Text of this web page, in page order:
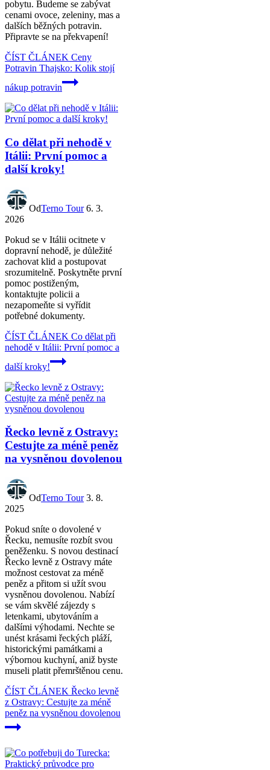
pobytu. Budeme se zabývat
cenami ovoce, zeleniny, mas a
dalších běžných potravin.
Připravte se na překvapení!
ČÍST ČLÁNEK Ceny
Potravin Thajsko: Kolik stojí
nákup potravin
Co dělat při nehodě v
Itálii: První pomoc a
další kroky!
OdTerno Tour 6. 3.
2026
Pokud se v Itálii ocitnete v
dopravní nehodě, je důležité
zachovat klid a postupovat
srozumitelně. Poskytněte první
pomoc postiženým,
kontaktujte policii a
nezapomeňte si vyřídit
potřebné dokumenty.
ČÍST ČLÁNEK Co dělat při
nehodě v Itálii: První pomoc a
další kroky!
Řecko levně z Ostravy:
Cestujte za méně peněz
na vysněnou dovolenou
OdTerno Tour 3. 8.
2025
Pokud sníte o dovolené v
Řecku, nemusíte rozbít svou
peněženku. S novou destinací
Řecko levně z Ostravy máte
možnost cestovat za méně
peněz a přitom si užít svou
vysněnou dovolenou. Nabízí
se vám skvělé zájezdy s
letenkami, ubytováním a
dalšími výhodami. Nechte se
unést krásami řeckých pláží,
historickými památkami a
výbornou kuchyní, aniž byste
museli platit přemrštěnou cenu.
ČÍST ČLÁNEK Řecko levně
z Ostravy: Cestujte za méně
peněz na vysněnou dovolenou